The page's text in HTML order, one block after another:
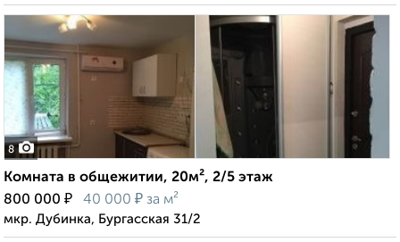
8
Комната в общежитии, 20м², 2/5 этаж
800 000 ₽ 40 000 ₽ за м²
мкр. Дубинка, Бургасская 31/2